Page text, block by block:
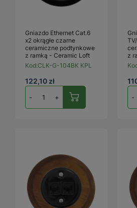
Gniazdo Ethernet Cat.6
x2 okrągłe czarne
ceramiczne podtynkowe
z ramką - Ceramic Loft
Kod:CLK-G-104BK KPL
122,10 zł
- +
z
-